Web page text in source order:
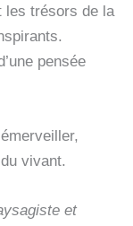
les trésors de la
pensée
vivant.
et